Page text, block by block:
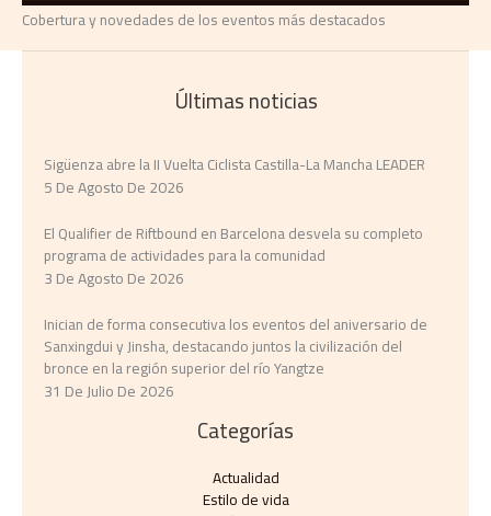
Cobertura y novedades de los eventos más destacados
Últimas noticias
Sigüenza abre la II Vuelta Ciclista Castilla-La Mancha LEADER
5 De Agosto De 2026
El Qualifier de Riftbound en Barcelona desvela su completo
programa de actividades para la comunidad
3 De Agosto De 2026
Inician de forma consecutiva los eventos del aniversario de
Sanxingdui y Jinsha, destacando juntos la civilización del
bronce en la región superior del río Yangtze
31 De Julio De 2026
Categorías
Actualidad
Estilo de vida